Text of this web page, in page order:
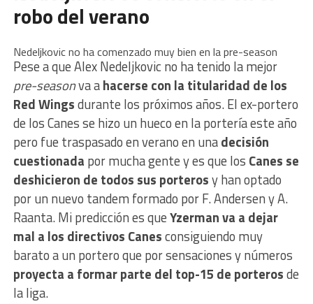
robo del verano
Nedeljkovic no ha comenzado muy bien en la pre-season
Pese a que Alex Nedeljkovic no ha tenido la mejor
pre-seasonva ahacerse con la titularidad de los
Red Wingsdurante los próximos años. El ex-portero
de los Canes se hizo un hueco en la portería este año
pero fue traspasado en verano en unadecisión
cuestionada por mucha gente y es que los Canes se
deshicieron de todos sus porterosy han optado
por un nuevo tandem formado por F. Andersen y A.
Raanta. Mi predicción es queYzerman va a dejar
mal a los directivos Canesconsiguiendo muy
barato a un portero que por sensaciones y números
proyecta a formar parte del top-15 de porterosde
la liga.